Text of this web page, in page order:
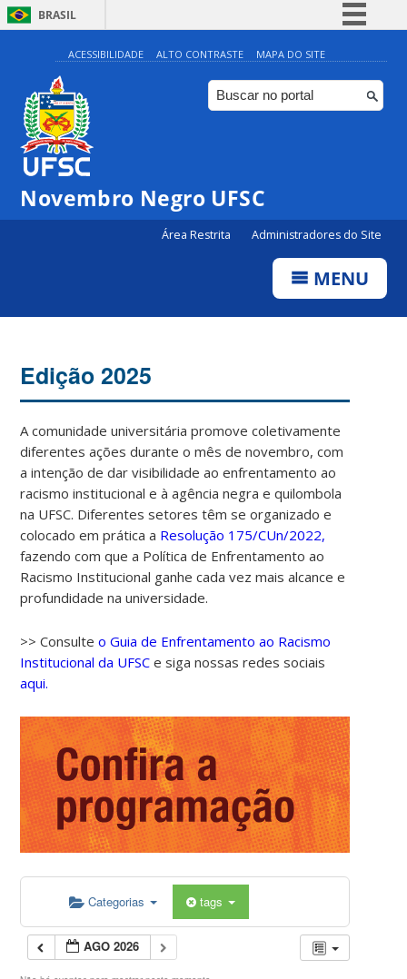
BRASIL
Simplifique!
Comunica BR
Participe
ACESSIBILIDADE ALTO CONTRASTE MAPA DO SITE
Novembro Negro UFSC
Área Restrita Administradores do Site
MENU
Edição 2025
A comunidade universitária promove coletivamente
diferentes ações durante o mês de novembro, com
a intenção de dar visibilidade ao enfrentamento ao
racismo institucional e à agência negra e quilombola
na UFSC. Diferentes setores têm se organizado e
colocado em prática a Resolução 175/CUn/2022,
fazendo com que a Política de Enfrentamento ao
Racismo Institucional ganhe cada vez mais alcance e
profundidade na universidade.
>> Consulteo Guia de Enfrentamento ao Racismo
Institucional da UFSC e siga nossas redes sociais
aqui.
Categorias tags
AGO 2026